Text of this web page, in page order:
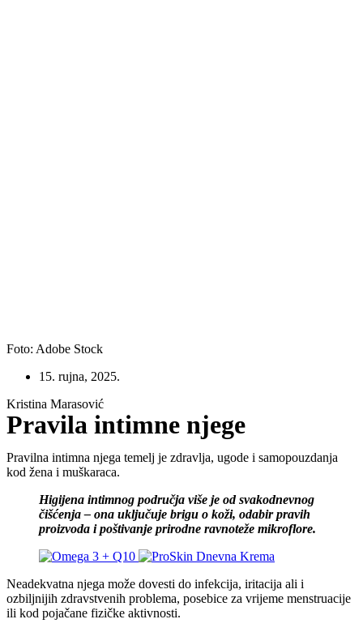
Foto: Adobe Stock
15. rujna, 2025.
Kristina Marasović
Pravila intimne njege
Pravilna intimna njega temelj je zdravlja, ugode i samopouzdanja
kod žena i muškaraca.
Higijena intimnog područja više je od svakodnevnog
čišćenja – ona uključuje brigu o koži, odabir pravih
proizvoda i poštivanje prirodne ravnoteže mikroflore.
Neadekvatna njega može dovesti do infekcija, iritacija ali i
ozbiljnijih zdravstvenih problema, posebice za vrijeme menstruacije
ili kod pojačane fizičke aktivnosti.